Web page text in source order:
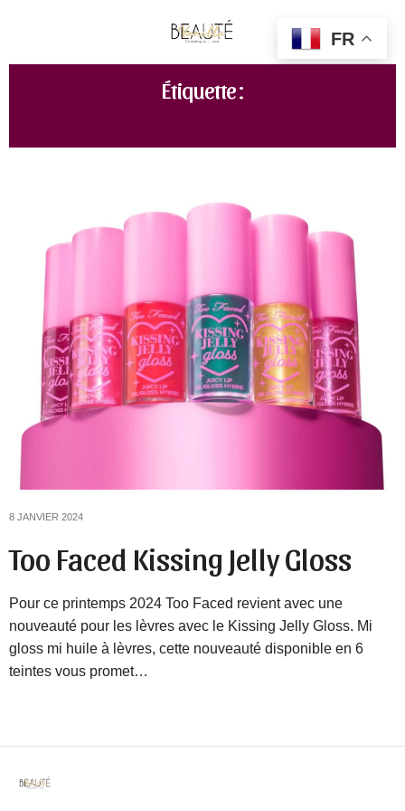
Étiquette :
8 JANVIER 2024
Too Faced Kissing Jelly Gloss
Pour ce printemps 2024 Too Faced revient avec une
nouveauté pour les lèvres avec le Kissing Jelly Gloss. Mi
gloss mi huile à lèvres, cette nouveauté disponible en 6
teintes vous promet…
FR